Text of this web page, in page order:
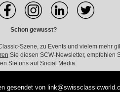
Schon gewusst?
Szene, zu Events und vielem mehr
Sie diesen SCW-Newsletter, empfehlen
Sie uns auf Social Media.
gesendet von